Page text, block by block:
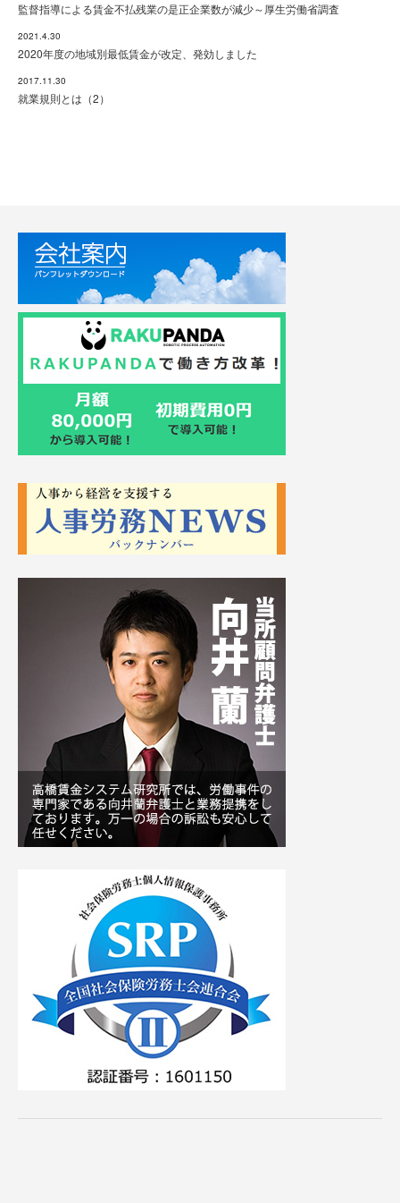
監督指導による賃金不払残業の是正企業数が減少～厚生労働省調査
2021.4.30
2020年度の地域別最低賃金が改定、発効しました
2017.11.30
就業規則とは（2）